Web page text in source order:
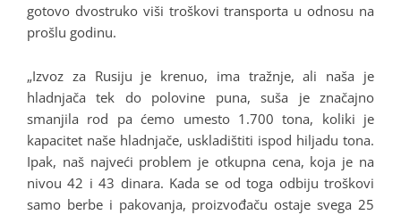
gotovo dvostruko viši troškovi transporta u odnosu na
prošlu godinu.
„Izvoz za Rusiju je krenuo, ima tražnje, ali naša je
hladnjača tek do polovine puna, suša je značajno
smanjila rod pa ćemo umesto 1.700 tona, koliki je
kapacitet naše hladnjače, uskladištiti ispod hiljadu tona.
Ipak, naš najveći problem je otkupna cena, koja je na
nivou 42 i 43 dinara. Kada se od toga odbiju troškovi
samo berbe i pakovanja, proizvođaču ostaje svega 25